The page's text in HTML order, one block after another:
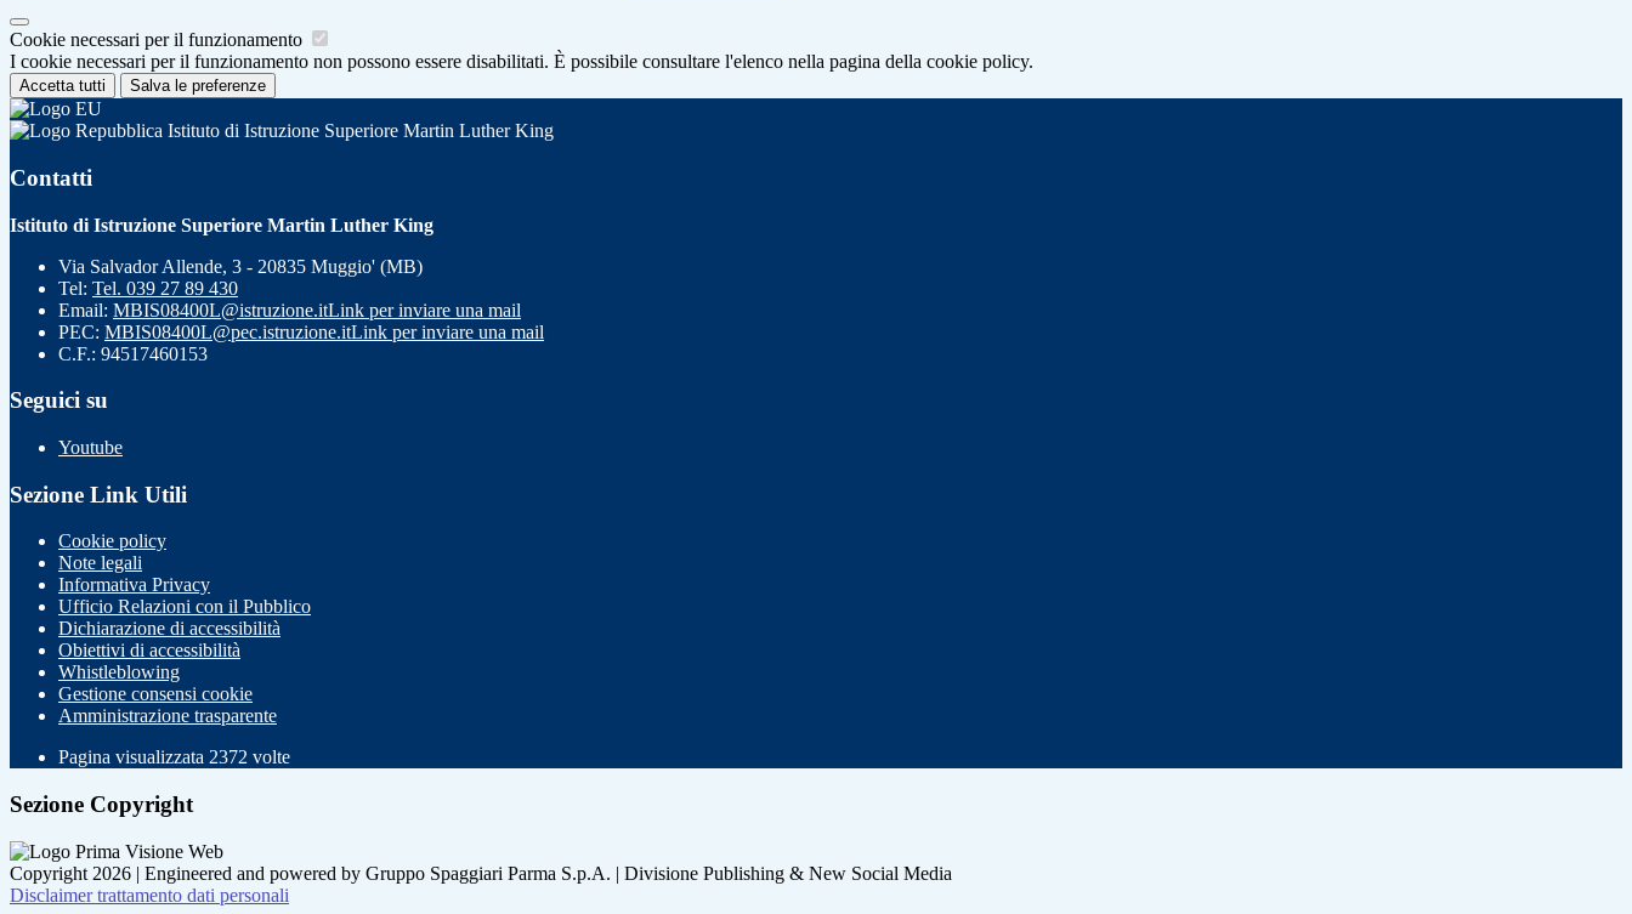
Cookie necessari per il funzionamento
I cookie necessari per il funzionamento non possono essere disabilitati. È possibile consultare l'elenco nella pagina della cookie policy.
Accetta tutti Salva le preferenze
Istituto di Istruzione Superiore Martin Luther King
Contatti
Istituto di Istruzione Superiore Martin Luther King
Via Salvador Allende, 3 - 20835 Muggio' (MB)
Tel: Tel. 039 27 89 430
Email: MBIS08400L@istruzione.itLink per inviare una mail
PEC: MBIS08400L@pec.istruzione.itLink per inviare una mail
C.F.: 94517460153
Seguici su
Youtube
Sezione Link Utili
Cookie policy
Note legali
Informativa Privacy
Ufficio Relazioni con il Pubblico
Dichiarazione di accessibilità
Obiettivi di accessibilità
Whistleblowing
Gestione consensi cookie
Amministrazione trasparente
Pagina visualizzata 2372 volte
Sezione Copyright
Copyright 2026 | Engineered and powered by Gruppo Spaggiari Parma S.p.A. | Divisione Publishing & New Social Media
Disclaimer trattamento dati personali